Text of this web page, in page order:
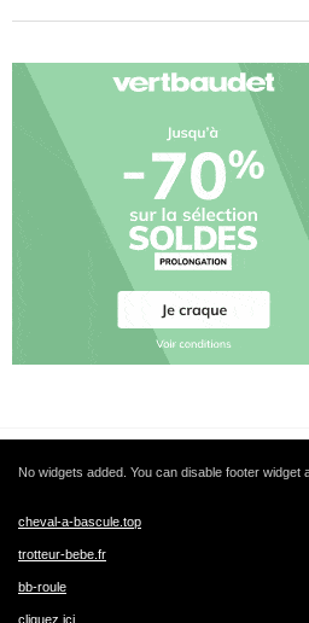
No widgets added. You can disable footer widget
cheval-a-bascule.top
trotteur-bebe.fr
bb-roule
cliquez ici